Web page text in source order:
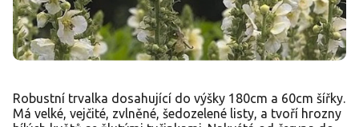
Robustní trvalka dosahující do výšky 180cm a 60cm šířky.
Má velké, vejčité, zvlněné, šedozelené listy, a tvoří hrozny